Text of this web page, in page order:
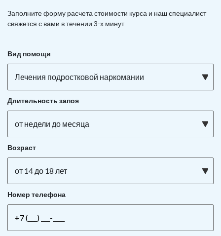
Заполните форму расчета стоимости курса и наш специалист
свяжется с вами в течении 3-х минут
Вид помощи
Лечения подростковой наркомании
Длительность запоя
от недели до месяца
Возраст
от 14 до 18 лет
Номер телефона